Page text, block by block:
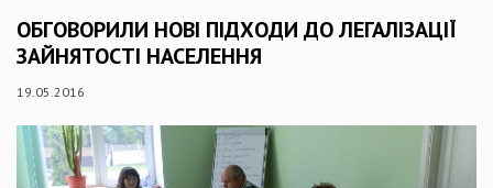
ОБГОВОРИЛИ НОВІ ПІДХОДИ ДО ЛЕГАЛІЗАЦІЇ
ЗАЙНЯТОСТІ НАСЕЛЕННЯ
19.05.2016